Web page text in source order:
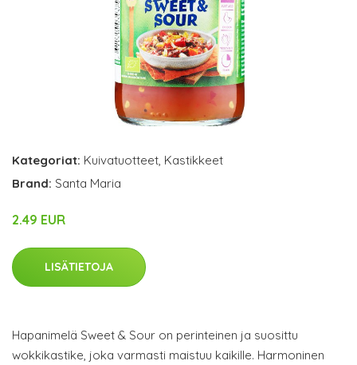
Kategoriat: Kuivatuotteet, Kastikkeet
Brand: Santa Maria
2.49 EUR
LISÄTIETOJA
Hapanimelä Sweet & Sour on perinteinen ja suosittu
wokkikastike, joka varmasti maistuu kaikille. Harmoninen